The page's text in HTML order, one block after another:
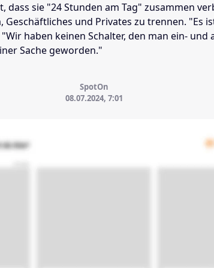
dass sie "24 Stunden am Tag" zusammen
und Privates zu trennen. "Es
haben keinen Schalter, den man ein- und
Sache geworden."
SpotOn
08.07.2024, 7:01